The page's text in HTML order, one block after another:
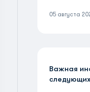
05 августа
Важная